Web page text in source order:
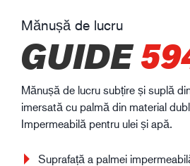
Mănușă de lucru
GUIDE
Mănușă de lucru subțire și suplă
imersată cu palmă din material
Impermeabilă pentru ulei și apă.
Suprafață a palmei